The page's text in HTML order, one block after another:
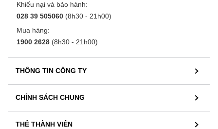
Khiếu nại và bảo hành:
028 39 505060 (8h30 - 21h00)
Mua hàng:
1900 2628 (8h30 - 21h00)
THÔNG TIN CÔNG TY
CHÍNH SÁCH CHUNG
THẺ THÀNH VIÊN